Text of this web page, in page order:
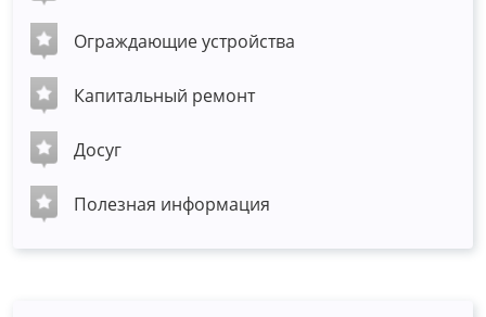
Ограждающие устройства
Капитальный ремонт
Досуг
Полезная информация